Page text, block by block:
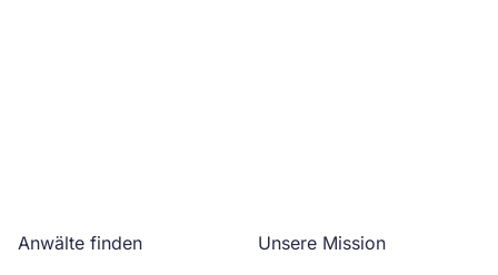
Anwälte finden
Unsere Mission